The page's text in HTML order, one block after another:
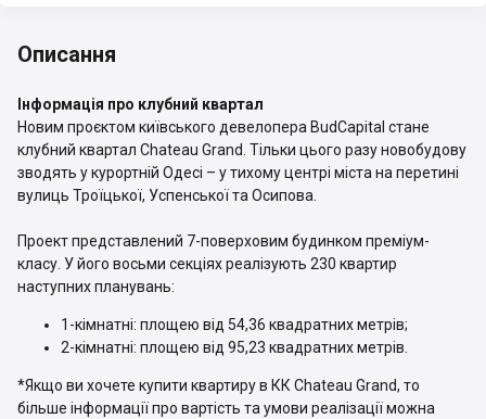
Описання
Інформація про клубний квартал
Новим проєктом київського девелопера BudCapital стане
клубний квартал Chateau Grand. Тільки цього разу новобудову
зводять у курортній Одесі – у тихому центрі міста на перетині
вулиць Троїцької, Успенської та Осипова.
Проект представлений 7-поверховим будинком преміум-
класу. У його восьми секціях реалізують 230 квартир
наступних планувань:
1-кімнатні: площею від 54,36 квадратних метрів;
2-кімнатні: площею від 95,23 квадратних метрів.
*Якщо ви хочете купити квартиру в КК Chateau Grand, то
більше інформації про вартість та умови реалізації можна